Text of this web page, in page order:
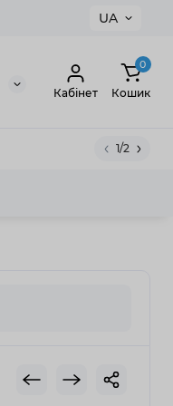
UA
Кабінет
0
Кошик
1/2